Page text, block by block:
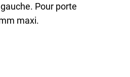
Pour porte
maxi.